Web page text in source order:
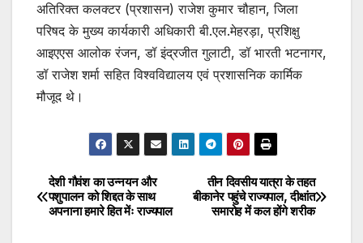
अतिरिक्त कलक्टर (प्रशासन) राजेश कुमार चौहान, जिला
परिषद के मुख्य कार्यकारी अधिकारी बी.एल.मेहरड़ा, प्रशिक्षु
आइएएस आलोक रंजन, डॉ इंद्रजीत गुलाटी, डॉ भारती भटनागर,
डॉ राजेश शर्मा सहित विश्वविद्यालय एवं प्रशासनिक कार्मिक
मौजूद थे।
Post
navigation
तीन दिवसीय यात्रा के तहत
बीकानेर पहुंचे राज्यपाल, दीक्षांत
समारोह में कल होंगे शरीक
देशी गौवंश का उन्नयन और
पशुपालन को शिद्दत के साथ
अपनाना हमारे हित मेंः राज्यपाल